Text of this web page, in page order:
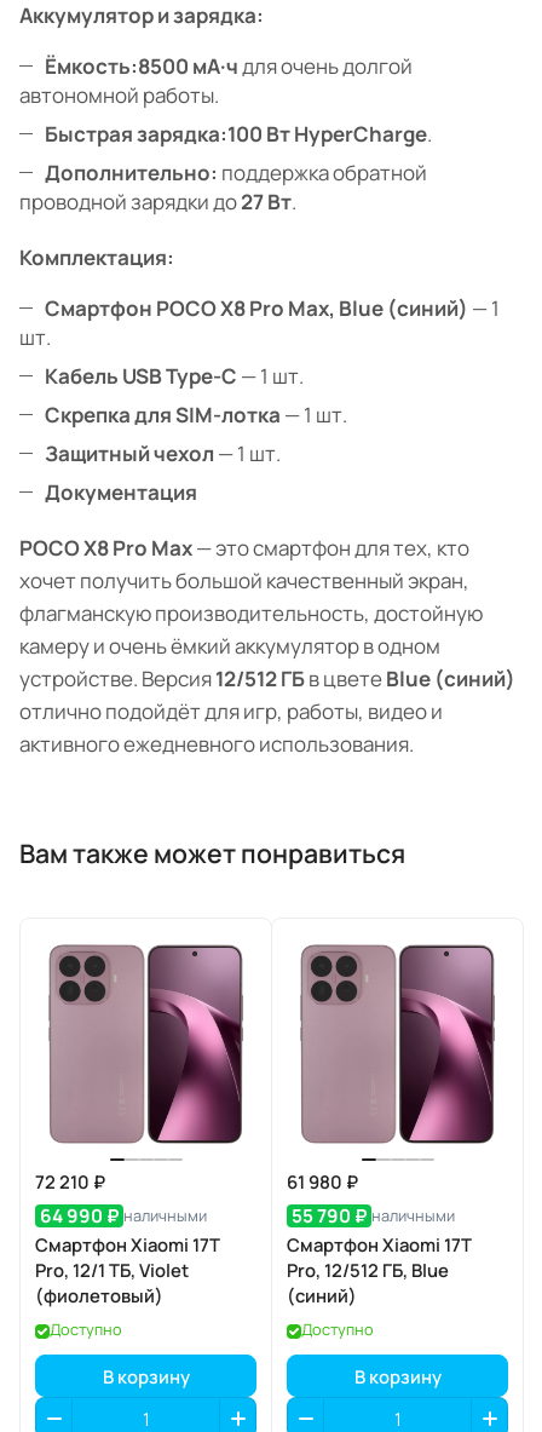
Аккумулятор и зарядка:
Ёмкость:8500 мА·чдля очень долгой
автономной работы.
Быстрая зарядка:100 Вт HyperCharge.
Дополнительно: поддержка обратной
проводной зарядки до27 Вт.
Комплектация:
Смартфон POCO X8 Pro Max, Blue (синий) — 1
шт.
Кабель USB Type-C — 1 шт.
Скрепка для SIM-лотка — 1 шт.
Защитный чехол — 1 шт.
Документация
POCO X8 Pro Max— это смартфон для тех, кто
хочет получить большой качественный экран,
флагманскую производительность, достойную
камеру и очень ёмкий аккумулятор в одном
устройстве. Версия12/512 ГБв цветеBlue (синий)
отлично подойдёт для игр, работы, видео и
активного ежедневного использования.
Вам также может понравиться
72 210 ₽
64 990 ₽ наличными
Смартфон Xiaomi 17T
Pro, 12/1 ТБ, Violet
(фиолетовый)
Доступно
В корзину
61 980 ₽
55 790 ₽ наличными
Смартфон Xiaomi 17T
Pro, 12/512 ГБ, Blue
(синий)
Доступно
В корзину